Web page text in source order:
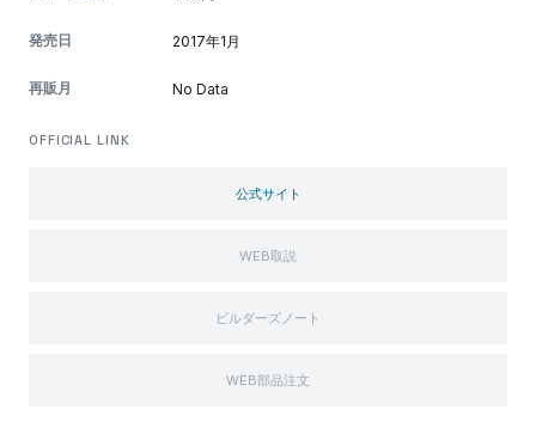
発売日 2017年1月
再販月 No Data
OFFICIAL LINK
公式サイト
WEB取説
ビルダーズノート
WEB部品注文